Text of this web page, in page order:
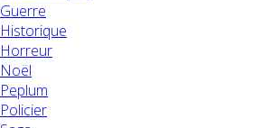
Guerre
Historique
Horreur
Noël
Peplum
Policier